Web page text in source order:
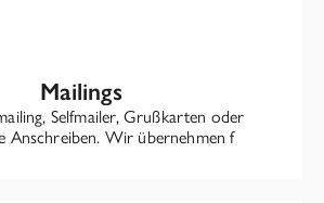
Mailings
Selfmailer, Grußkarten oder
Anschreiben. Wir übernehmen f